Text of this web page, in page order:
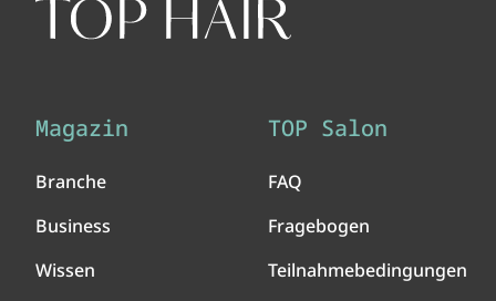
Magazin
Branche
Business
Wissen
TOP Salon
FAQ
Fragebogen
Teilnahmebedingungen